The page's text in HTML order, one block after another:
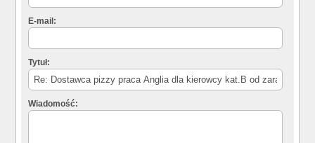
E-mail:
Tytuł:
Wiadomość: